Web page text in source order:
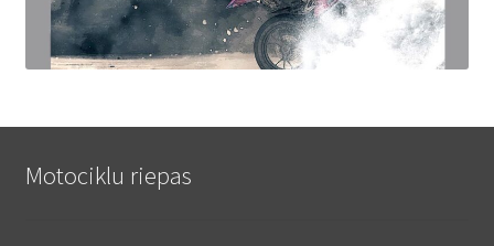
Motociklu riepas